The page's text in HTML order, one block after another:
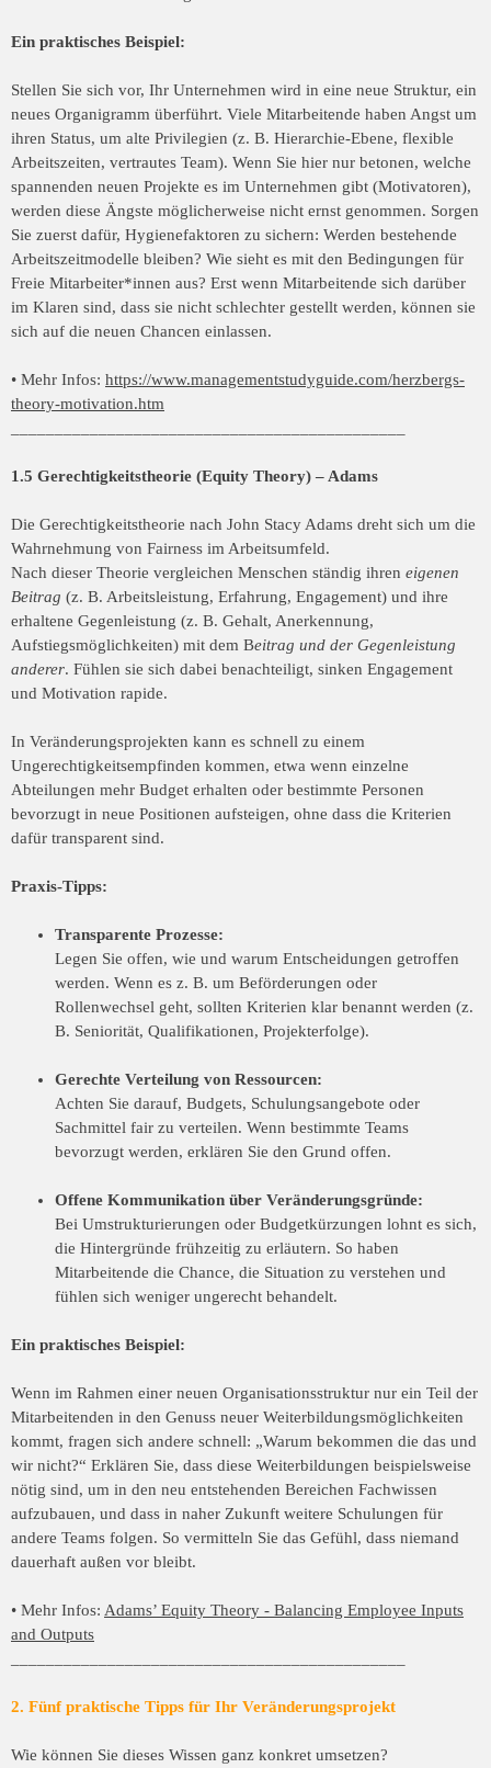
Ein praktisches Beispiel:
Stellen Sie sich vor, Ihr Unternehmen wird in eine neue Struktur, ein
neues Organigramm überführt. Viele Mitarbeitende haben Angst um
ihren Status, um alte Privilegien (z. B. Hierarchie-Ebene, flexible
Arbeitszeiten, vertrautes Team). Wenn Sie hier nur betonen, welche
spannenden neuen Projekte es im Unternehmen gibt (Motivatoren),
werden diese Ängste möglicherweise nicht ernst genommen. Sorgen
Sie zuerst dafür, Hygienefaktoren zu sichern: Werden bestehende
Arbeitszeitmodelle bleiben? Wie sieht es mit den Bedingungen für
Freie Mitarbeiter*innen aus? Erst wenn Mitarbeitende sich darüber
im Klaren sind, dass sie nicht schlechter gestellt werden, können sie
sich auf die neuen Chancen einlassen.
• Mehr Infos: https://www.managementstudyguide.com/herzbergs-
theory-motivation.htm
1.5 Gerechtigkeitstheorie (Equity Theory) – Adams
Die Gerechtigkeitstheorie nach John Stacy Adams dreht sich um die
Wahrnehmung von Fairness im Arbeitsumfeld.
Nach dieser Theorie vergleichen Menschen ständig ihren eigenen
Beitrag (z. B. Arbeitsleistung, Erfahrung, Engagement) und ihre
erhaltene Gegenleistung (z. B. Gehalt, Anerkennung,
Aufstiegsmöglichkeiten) mit dem Beitrag und der Gegenleistung
anderer. Fühlen sie sich dabei benachteiligt, sinken Engagement
und Motivation rapide.
In Veränderungsprojekten kann es schnell zu einem
Ungerechtigkeitsempfinden kommen, etwa wenn einzelne
Abteilungen mehr Budget erhalten oder bestimmte Personen
bevorzugt in neue Positionen aufsteigen, ohne dass die Kriterien
dafür transparent sind.
Praxis-Tipps:
Transparente Prozesse:
Legen Sie offen, wie und warum Entscheidungen getroffen
werden. Wenn es z. B. um Beförderungen oder
Rollenwechsel geht, sollten Kriterien klar benannt werden (z.
B. Seniorität, Qualifikationen, Projekterfolge).
Gerechte Verteilung von Ressourcen:
Achten Sie darauf, Budgets, Schulungsangebote oder
Sachmittel fair zu verteilen. Wenn bestimmte Teams
bevorzugt werden, erklären Sie den Grund offen.
Offene Kommunikation über Veränderungsgründe:
Bei Umstrukturierungen oder Budgetkürzungen lohnt es sich,
die Hintergründe frühzeitig zu erläutern. So haben
Mitarbeitende die Chance, die Situation zu verstehen und
fühlen sich weniger ungerecht behandelt.
Ein praktisches Beispiel:
Wenn im Rahmen einer neuen Organisationsstruktur nur ein Teil der
Mitarbeitenden in den Genuss neuer Weiterbildungsmöglichkeiten
kommt, fragen sich andere schnell: „Warum bekommen die das und
wir nicht?“ Erklären Sie, dass diese Weiterbildungen beispielsweise
nötig sind, um in den neu entstehenden Bereichen Fachwissen
aufzubauen, und dass in naher Zukunft weitere Schulungen für
andere Teams folgen. So vermitteln Sie das Gefühl, dass niemand
dauerhaft außen vor bleibt.
• Mehr Infos: Adams’ Equity Theory - Balancing Employee Inputs
and Outputs
2. Fünf praktische Tipps für Ihr Veränderungsprojekt
Wie können Sie dieses Wissen ganz konkret umsetzen?